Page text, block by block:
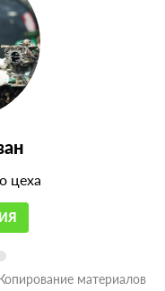
цеха
материалов